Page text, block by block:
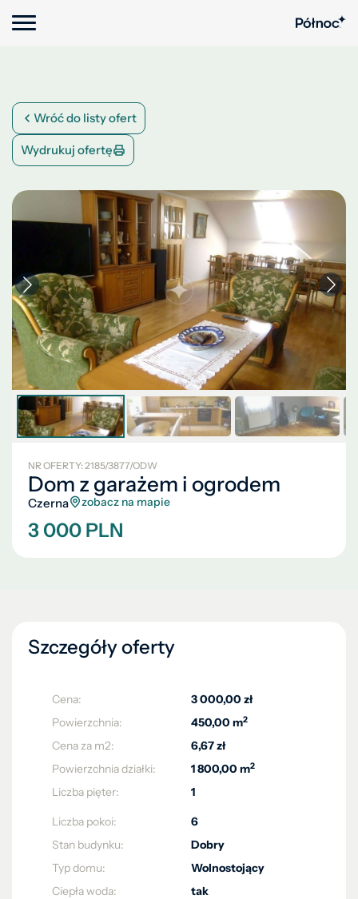
Wróć do listy ofert
Wydrukuj ofertę
NR OFERTY: 2185/3877/ODW
Dom z garażem i ogrodem
Czerna zobacz na mapie
3 000 PLN
Szczegóły oferty
Cena:
3 000,00 zł
Powierzchnia:
450,00 m2
Cena za m2:
6,67 zł
Powierzchnia działki:
1 800,00 m2
Liczba pięter: 1
Liczba pokoi:
6
Stan budynku:
Dobry
Typ domu:
Wolnostojący
Ciepła woda:
tak